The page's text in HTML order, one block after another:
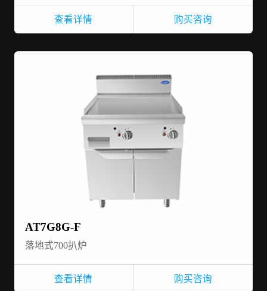
查看详情 购买咨询
AT7G8G-F
落地式700扒炉
查看详情 购买咨询